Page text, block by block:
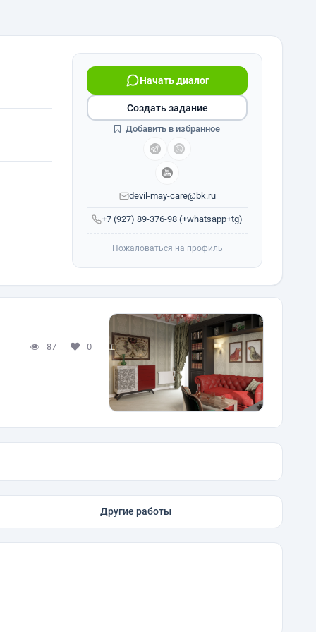
+7 (927) 89-376-98 (+whatsapp+tg)
Начать диалог
devil-may-care@bk.ru
Создать задание
Добавить в избранное
Пожаловаться на профиль
87 0
Другие работы